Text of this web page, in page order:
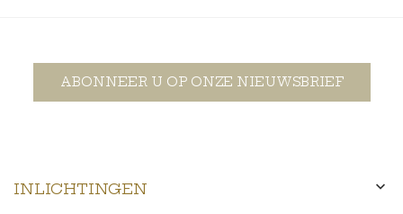
ABONNEER U OP ONZE NIEUWSBRIEF
INLICHTINGEN 